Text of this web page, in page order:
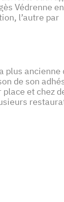
Védrenne
l’autre par
plus
de son
et chez